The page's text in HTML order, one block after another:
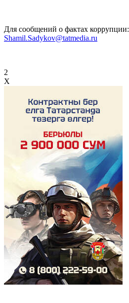
Для сообщений о фактах коррупции:
Shamil.Sadykov@tatmedia.ru
2
X